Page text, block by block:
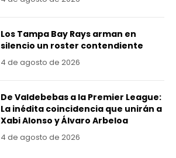
Los Tampa Bay Rays arman en
silencio un roster contendiente
4 de agosto de 2026
De Valdebebas a la Premier League:
La inédita coincidencia que unirán a
Xabi Alonso y Álvaro Arbeloa
4 de agosto de 2026